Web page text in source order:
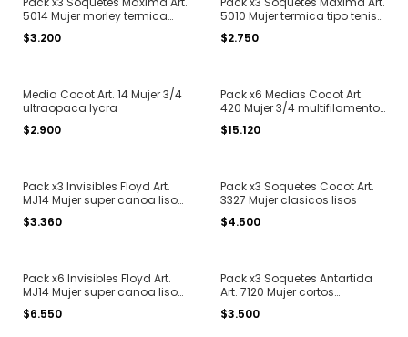
5014 Mujer morley termica
tipo tenis efecto piel con
peluche
$3.200
5010 Mujer termica tipo tenis
efecto piel con peluche
$2.750
Media Cocot Art. 14 Mujer 3/4
ultraopaca lycra
$2.900
Pack x6 Medias Cocot Art.
420 Mujer 3/4 multifilamento
(cada sobre viene 2 pares)
Total 12 medias
$15.120
Pack x3 Invisibles Floyd Art.
MJ14 Mujer super canoa lisos
bicolor
$3.360
Pack x3 Soquetes Cocot Art.
3327 Mujer clasicos lisos
$4.500
Pack x6 Invisibles Floyd Art.
MJ14 Mujer super canoa lisos
bicolor
$6.550
Pack x3 Soquetes Antartida
Art. 7120 Mujer cortos
algodon estampados
$3.500